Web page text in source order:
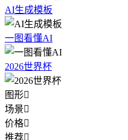
AI生成模板
一图看懂AI
2026世界杯
图形
场景
价格
推荐